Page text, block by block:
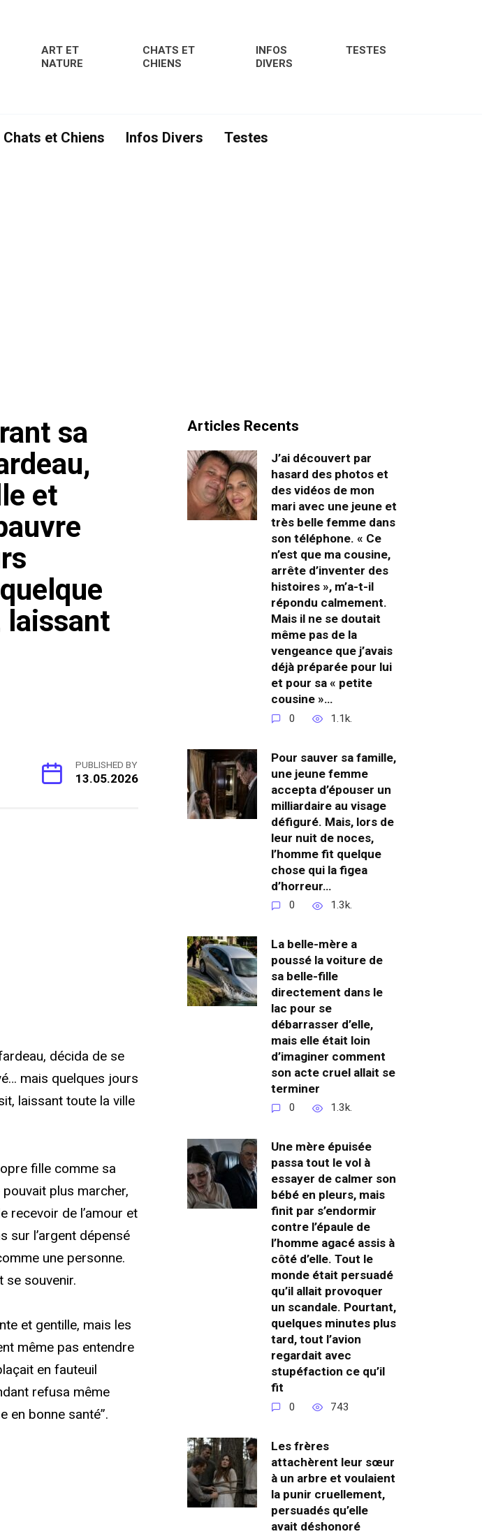
ART ET
NATURE
CHATS ET
CHIENS
INFOS
DIVERS
TESTES
Chats et Chiens Infos Divers Testes
sa
et
laissant
PUBLISHED BY
13.05.2026
décida de se
mais quelques jours
laissant toute la ville
fille comme sa
plus marcher,
recevoir de l’amour et
sur l’argent dépensé
une personne.
se souvenir.
et gentille, mais les
même pas entendre
en fauteuil
refusa même
en bonne santé”.
Articles Recents
J’ai découvert par
hasard des photos et
des vidéos de mon
mari avec une jeune et
très belle femme dans
son téléphone. « Ce
n’est que ma cousine,
arrête d’inventer des
histoires », m’a-t-il
répondu calmement.
Mais il ne se doutait
même pas de la
vengeance que j’avais
déjà préparée pour lui
et pour sa « petite
cousine »…
0 1.1k.
Pour sauver sa famille,
une jeune femme
accepta d’épouser un
milliardaire au visage
défiguré. Mais, lors de
leur nuit de noces,
l’homme fit quelque
chose qui la figea
d’horreur…
0 1.3k.
La belle-mère a
poussé la voiture de
sa belle-fille
directement dans le
lac pour se
débarrasser d’elle,
mais elle était loin
d’imaginer comment
son acte cruel allait se
terminer
0 1.3k.
Une mère épuisée
passa tout le vol à
essayer de calmer son
bébé en pleurs, mais
finit par s’endormir
contre l’épaule de
l’homme agacé assis à
côté d’elle. Tout le
monde était persuadé
qu’il allait provoquer
un scandale. Pourtant,
quelques minutes plus
tard, tout l’avion
regardait avec
stupéfaction ce qu’il
fit
0 743
Les frères
attachèrent leur sœur
à un arbre et voulaient
la punir cruellement,
persuadés qu’elle
avait déshonoré